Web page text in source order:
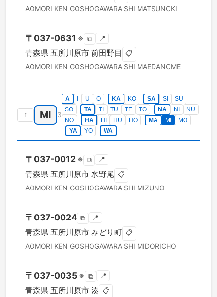
AOMORI KEN GOSHOGAWARA SHI MATSUNOKI
〒 037-0631 ※ ⧉ 📍
青森県 五所川原市 前田野目 📋
AOMORI KEN GOSHOGAWARA SHI MAEDANOME
↑ MI 3
A U O KA KO SA SI
SU
SO
TA TI TU TE TO NA NI
NU
NO
HA HI HU HO MA MI
MO
YA
YO WA
〒 037-0012 ※ ⧉ 📍
青森県 五所川原市 水野尾 📋
AOMORI KEN GOSHOGAWARA SHI MIZUNO
〒 037-0024 ⧉ 📍
青森県 五所川原市 みどり町 📋
AOMORI KEN GOSHOGAWARA SHI MIDORICHO
〒 037-0035 ※ ⧉ 📍
青森県 五所川原市 湊 📋